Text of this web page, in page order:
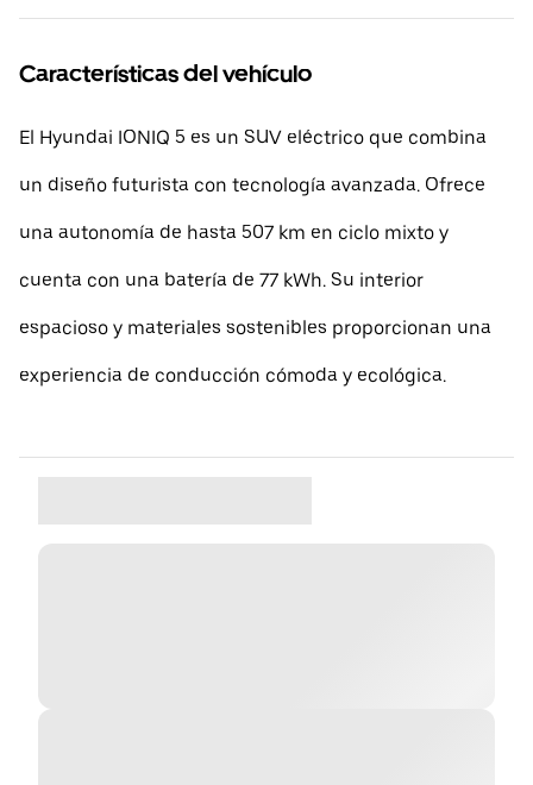
Características del vehículo
El Hyundai IONIQ 5 es un SUV eléctrico que combina
un diseño futurista con tecnología avanzada. Ofrece
una autonomía de hasta 507 km en ciclo mixto y
cuenta con una batería de 77 kWh. Su interior
espacioso y materiales sostenibles proporcionan una
experiencia de conducción cómoda y ecológica.